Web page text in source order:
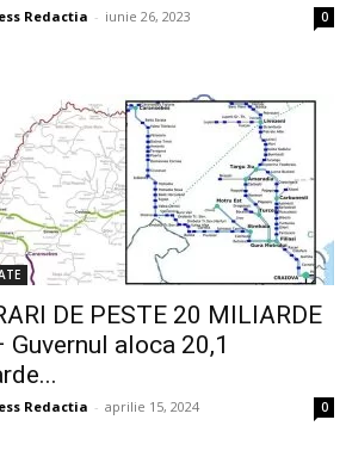
Redactia - iunie 26, 2023 0
DE PESTE 20 MILIARDE
Guvernul aloca 20,1
Redactia - aprilie 15, 2024 0